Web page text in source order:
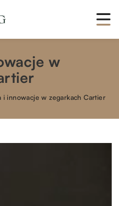
w
i innowacje w zegarkach Cartier